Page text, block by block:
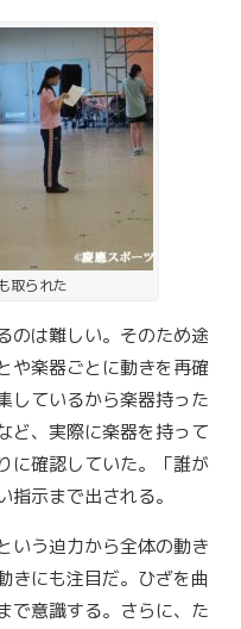
取られた
のは難しい。そのため途
や楽器ごとに動きを再確
しているから楽器持った
ど、実際に楽器を持って
に確認していた。「誰が
示まで出される。
いう迫力から全体の動き
きにも注目だ。ひざを曲
で意識する。さらに、た